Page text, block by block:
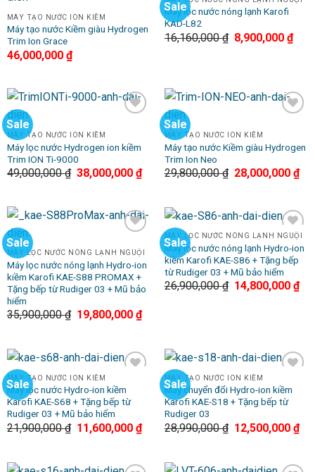
MÁY TẠO NƯỚC ION KIỀM
Máy tạo nước Kiềm giàu Hydrogen
Trim Ion Grace
46,000,000 ₫
Sale
Add to
Wishlist
Máy lọc nước nóng lạnh Karofi
KAD-L82
16,160,000₫ 8,900,000 ₫
Sale
MÁY TẠO NƯỚC ION KIỀM
Máy lọc nước Hydrogen ion kiềm
Trim ION Ti-9000
49,000,000₫ 38,000,000 ₫
Sale
MÁY TẠO NƯỚC ION KIỀM
Máy tạo nước Kiềm giàu Hydrogen
Trim Ion Neo
29,800,000₫ 28,000,000 ₫
Sale
Wishlist
MÁY LỌC NƯỚC NÓNG LẠNH NGUỘI
Máy lọc nước nóng lạnh Hydro-ion
kiềm Karofi KAE-S88 PROMAX +
Tặng bếp từ Rudiger 03 + Mũ bảo
hiểm
35,900,000₫ 19,800,000 ₫
Sale
Add to
Wishlist
MÁY LỌC NƯỚC NÓNG LẠNH NGUỘI
Máy lọc nước nóng lạnh Hydro-ion
kiềm Karofi KAE-S86 + Tặng bếp
từ Rudiger 03 + Mũ bảo hiểm
26,900,000₫ 14,800,000 ₫
Sale
Wishlist
MÁY TẠO NƯỚC ION KIỀM
Máy lọc nước Hydro-ion kiềm
Karofi KAE-S68 + Tặng bếp từ
Rudiger 03 + Mũ bảo hiểm
21,900,000₫ 11,600,000 ₫
Sale
Add to
Wishlist
MÁY TẠO NƯỚC ION KIỀM
Máy chuyển đổi Hydro-ion kiềm
Karofi KAE-S18 + Tặng bếp từ
Rudiger 03
28,990,000₫ 12,500,000 ₫